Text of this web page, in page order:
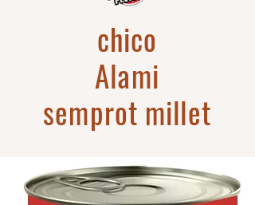
chico
Alami
semprot millet